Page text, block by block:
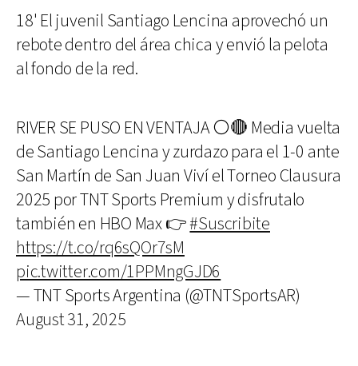
18' El juvenil Santiago Lencina aprovechó un
rebote dentro del área chica y envió la pelota
al fondo de la red.
RIVER SE PUSO EN VENTAJA ⚪🔴 Media vuelta
de Santiago Lencina y zurdazo para el 1-0 ante
San Martín de San Juan Viví el Torneo Clausura
2025 por TNT Sports Premium y disfrutalo
también en HBO Max 👉#Suscribite
https://t.co/rq6sQOr7sM
pic.twitter.com/1PPMngGJD6
— TNT Sports Argentina (@TNTSportsAR)
August 31, 2025